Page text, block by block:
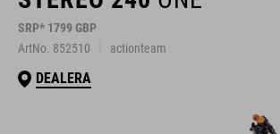
SRP* 1799 GBP
ArtNo. 852510
actionteam
DEALERA